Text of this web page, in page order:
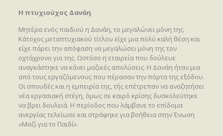
Η πτυχιούχος Δανάη
Μητέρα ενός παιδιού η Δανάη, το μεγαλώνει μόνη της.
Κάτοχος μεταπτυχιακού τίτλου είχε μια πολύ καλή θέση και
είχε πάρει την απόφαση να μεγαλώσει μόνη της τον
οχτάχρονο γιο της. Ωστόσο η εταιρεία που δούλευε
αναγκάστηκε να κάνει μαζικές απολύσεις. Η Δανάη ήταν μια
από τους εργαζόμενους που πέρασαν την πόρτα της εξόδου.
Οι σπουδές και η εμπειρία της, τής επέτρεπαν να αναζητήσει
νέα εργασιακή στέγη, όμως σε καιρό κρίσης δυσκολεύτηκε
να βρει δουλειά. Η περίοδος που λάμβανε το επίδομα
ανεργίας τελείωσε και στράφηκε για βοήθεια στην Ένωση
«Μαζί για το Παιδί».